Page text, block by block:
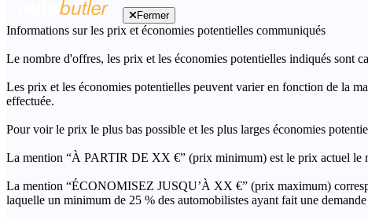
Fermer
Informations sur les prix et économies potentielles communiqués
Le nombre d'offres, les prix et les économies potentielles indiqués sont
Les prix et les économies potentielles peuvent varier en fonction de la
effectuée.
Pour voir le prix le plus bas possible et les plus larges économies
La mention “À PARTIR DE XX €” (prix minimum) est le prix actuel le
La mention “ÉCONOMISEZ JUSQU’À XX €” (prix maximum)
laquelle un minimum de 25 % des automobilistes ayant fait une